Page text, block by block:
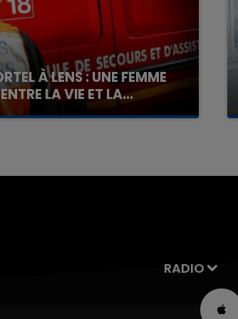
À LENS : UNE FEMME
LA VIE ET LA...
immolé par le feu après avoir
RADIO